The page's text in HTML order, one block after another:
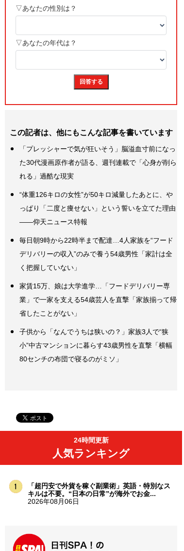
この記者は、他にもこんな記事を書いています
「プレッシャーで気が狂いそう」脳溢血寸前になっ
た30代漫画原作者が語る、週刊連載で「心身が削ら
れる」過酷な現実
“体重126キロの女性”が50キロ減量したあとに、や
っぱり「二度と痩せない」という誓いを立てた理由
――仰天ニュース特報
毎日朝9時から22時半まで配達…4人家族を“フード
デリバリーの収入”のみで養う54歳男性「家計は全
く把握していない」
家賃15万、娘は大学進学…「フードデリバリー専
業」で一家を支える54歳芸人を直撃「家族揃って帰
省したことがない」
子供から「なんでうちは狭いの？」家族3人で“狭
小”中古マンションに暮らす43歳男性を直撃「横幅
80センチの布団で寝るのがミソ」
24時間更新
人気ランキング
「超円安で外貨を稼ぐ副業術」英語・特別なス
キルは不要。“日本の日常”が海外でお金...
2026年08月06日